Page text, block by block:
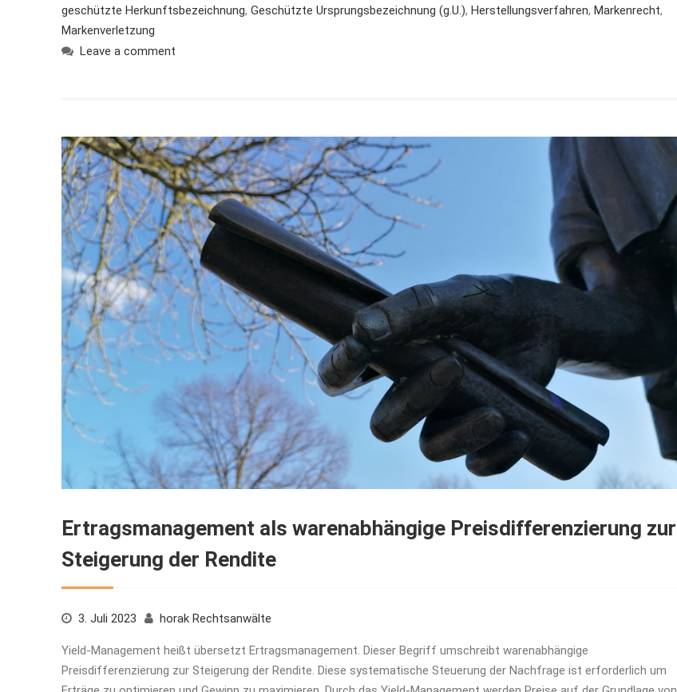
geschützte Herkunftsbezeichnung, Geschützte Ursprungsbezeichnung (g.U.), Herstellungsverfahren, Markenrecht,
Markenverletzung
Leave a comment
Ertragsmanagement als warenabhängige Preisdifferenzierung zur
Steigerung der Rendite
3. Juli 2023 horak Rechtsanwälte
Yield-Management heißt übersetzt Ertragsmanagement. Dieser Begriff umschreibt warenabhängige
Preisdifferenzierung zur Steigerung der Rendite. Diese systematische Steuerung der Nachfrage ist erforderlich um